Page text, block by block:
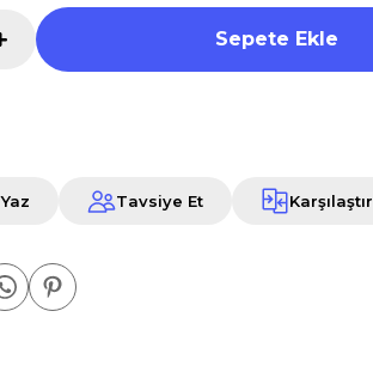
Sepete Ekle
Tavsiye Et Karşılaştır